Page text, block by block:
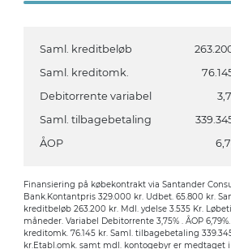
Saml. kreditbeløb
Saml. kreditomk.
Debitorrente variabel
Saml. tilbagebetaling
ÅOP
Finansiering på købekontrakt via Santander
Bank.Kontantpris 329.000 kr. Udbet. 65.800 kr.
kreditbeløb 263.200 kr. Mdl. ydelse 3.535 Kr.
måneder. Variabel Debitorrente 3,75% . ÅOP
kreditomk. 76.145 kr. Saml. tilbagebetaling
kr.Etabl.omk. samt mdl. kontogebyr er medtaget